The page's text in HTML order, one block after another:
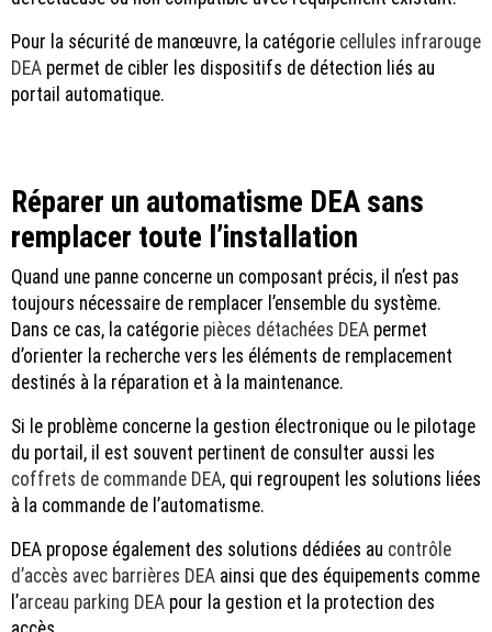
Pour la sécurité de manœuvre, la catégorie cellules infrarouge
DEA permet de cibler les dispositifs de détection liés au
portail automatique.
Réparer un automatisme DEA sans
remplacer toute l’installation
Quand une panne concerne un composant précis, il n’est pas
toujours nécessaire de remplacer l’ensemble du système.
Dans ce cas, la catégorie pièces détachées DEA permet
d’orienter la recherche vers les éléments de remplacement
destinés à la réparation et à la maintenance.
Si le problème concerne la gestion électronique ou le pilotage
du portail, il est souvent pertinent de consulter aussi les
coffrets de commande DEA, qui regroupent les solutions liées
à la commande de l’automatisme.
DEA propose également des solutions dédiées au contrôle
d’accès avec barrières DEA ainsi que des équipements comme
l’arceau parking DEA pour la gestion et la protection des